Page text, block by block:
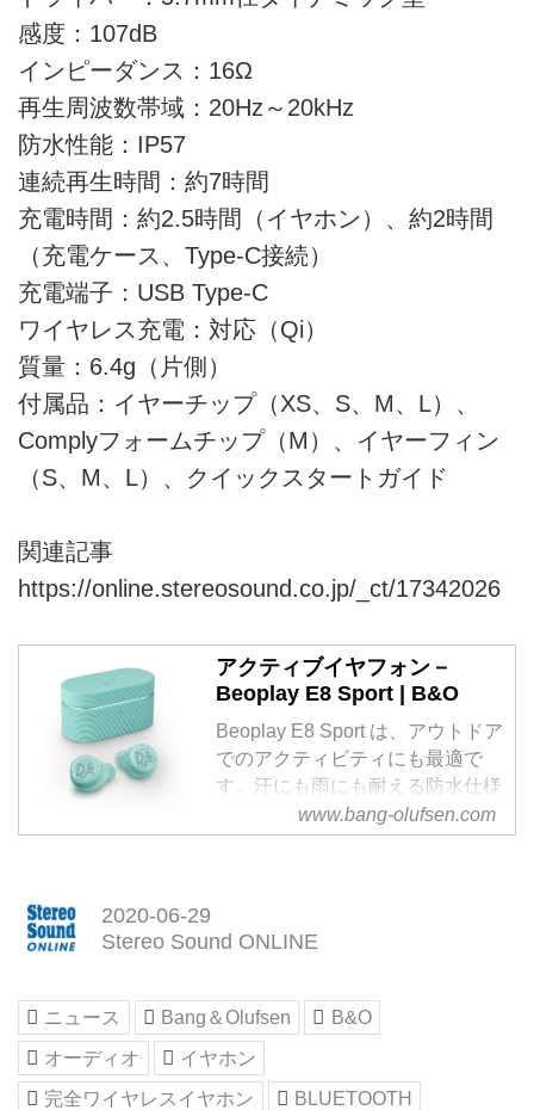
感度：107dB
インピーダンス：16Ω
再生周波数帯域：20Hz～20kHz
防水性能：IP57
連続再生時間：約7時間
充電時間：約2.5時間（イヤホン）、約2時間
（充電ケース、Type-C接続）
充電端子：USB Type-C
ワイヤレス充電：対応（Qi）
質量：6.4g（片側）
付属品：イヤーチップ（XS、S、M、L）、
Complyフォームチップ（M）、イヤーフィン
（S、M、L）、クイックスタートガイド
関連記事
https://online.stereosound.co.jp/_ct/17342026
アクティブイヤフォン－
Beoplay E8 Sport | B&O
Beoplay E8 Sport は、アウトドア
でのアクティビティにも最適で
す。汗にも雨にも耐える防水仕様
(IP57認証)、耳に最適化されたフ
ィット、合計最大30時間のオーデ
www.bang-olufsen.com
2020-06-29
Stereo Sound ONLINE
ニュース Bang＆Olufsen
B&O
オーディオ
イヤホン
完全ワイヤレスイヤホン
BLUETOOTH